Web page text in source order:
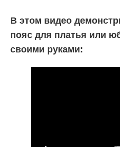
В этом видео
пояс для платья или
своими руками: